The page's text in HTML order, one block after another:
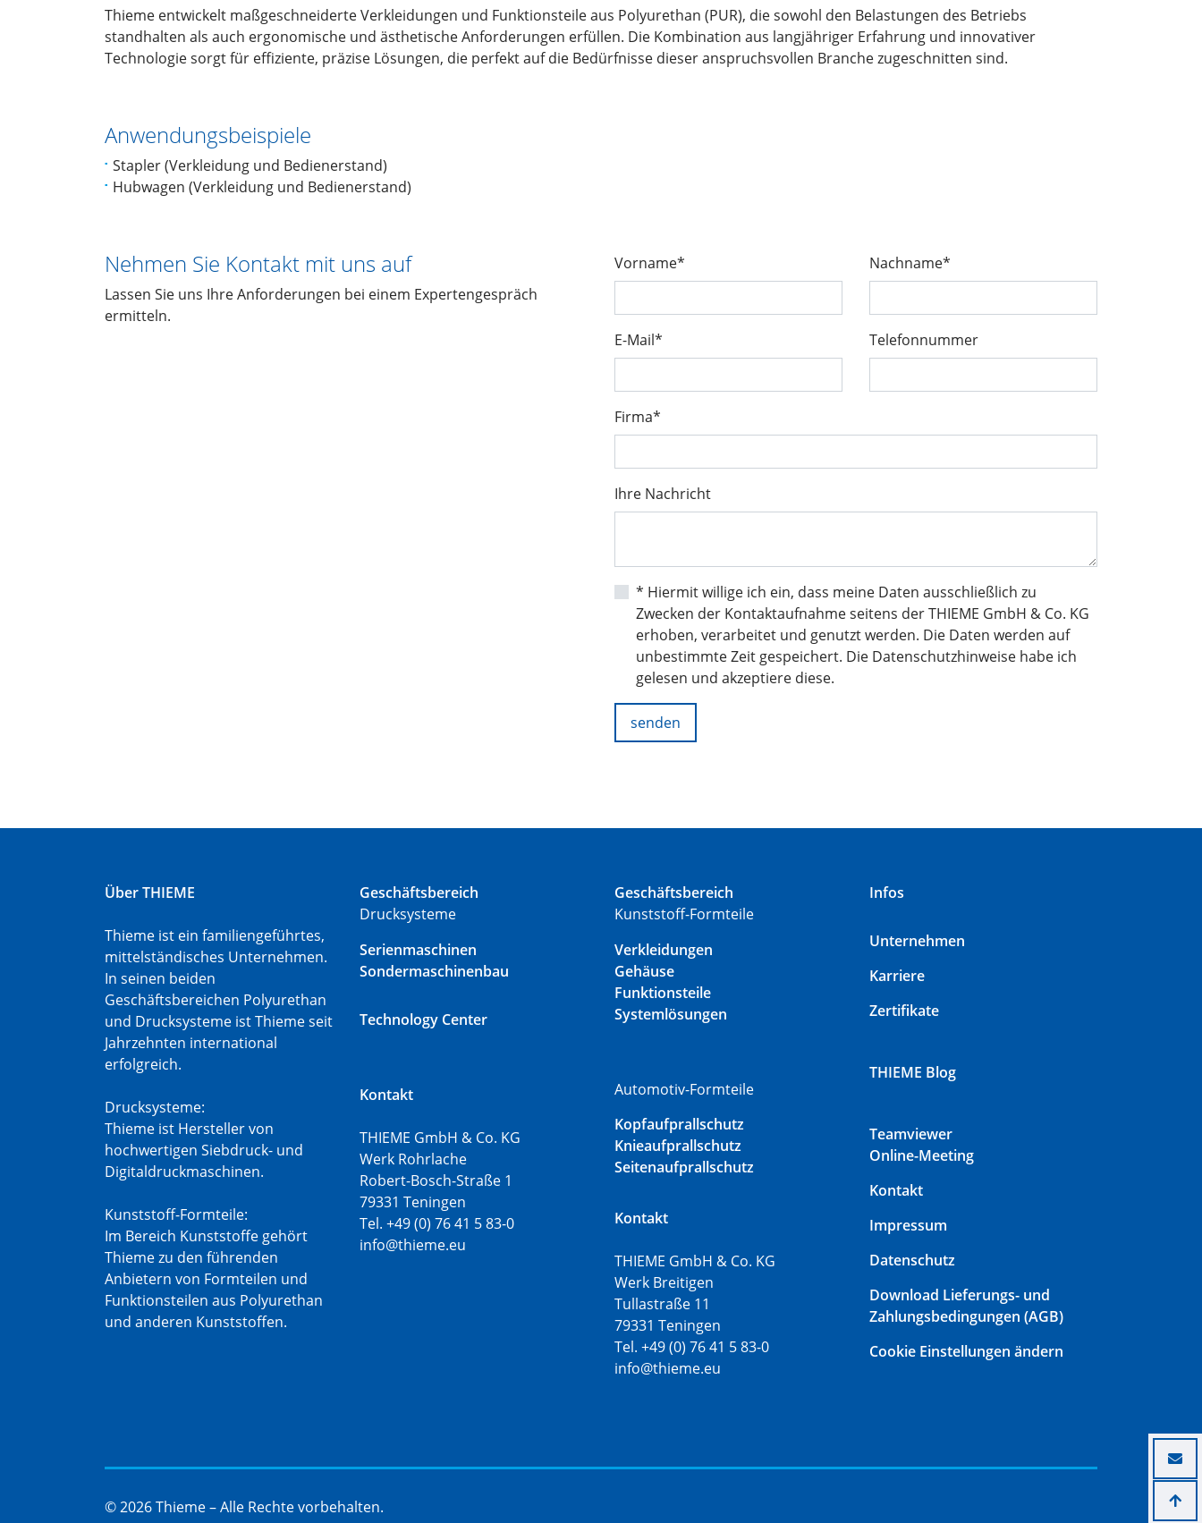
Thieme entwickelt maßgeschneiderte Verkleidungen und Funktionsteile aus Polyurethan (PUR), die sowohl den Belastungen des Betriebs
standhalten als auch ergonomische und ästhetische Anforderungen erfüllen. Die Kombination aus langjähriger Erfahrung und innovativer
Technologie sorgt für effiziente, präzise Lösungen, die perfekt auf die Bedürfnisse dieser anspruchsvollen Branche zugeschnitten sind.
Anwendungsbeispiele
Stapler (Verkleidung und Bedienerstand)
Hubwagen (Verkleidung und Bedienerstand)
Nehmen Sie Kontakt mit uns auf
Lassen Sie uns Ihre Anforderungen bei einem Expertengespräch
ermitteln.
Vorname* Nachname*
E-Mail* Telefonnummer
Firma*
Ihre Nachricht
* Hiermit willige ich ein, dass meine Daten ausschließlich zu
Zwecken der Kontaktaufnahme seitens der THIEME GmbH & Co. KG
erhoben, verarbeitet und genutzt werden. Die Daten werden auf
unbestimmte Zeit gespeichert. Die Datenschutzhinweise habe ich
gelesen und akzeptiere diese.
senden
Über THIEME
Thieme ist ein familiengeführtes,
mittelständisches Unternehmen.
In seinen beiden
Geschäftsbereichen Polyurethan
und Drucksysteme ist Thieme seit
Jahrzehnten international
erfolgreich.
Drucksysteme:
Thieme ist Hersteller von
hochwertigen Siebdruck- und
Digitaldruckmaschinen.
Kunststoff-Formteile:
Im Bereich Kunststoffe gehört
Thieme zu den führenden
Anbietern von Formteilen und
Funktionsteilen aus Polyurethan
und anderen Kunststoffen.
Geschäftsbereich
Drucksysteme
Serienmaschinen
Sondermaschinenbau
Technology Center
Kontakt
THIEME GmbH & Co. KG
Werk Rohrlache
Robert-Bosch-Straße 1
79331 Teningen
Tel. +49 (0) 76 41 5 83-0
info@thieme.eu
Geschäftsbereich
Kunststoff-Formteile
Verkleidungen
Gehäuse
Funktionsteile
Systemlösungen
Automotiv-Formteile
Kopfaufprallschutz
Knieaufprallschutz
Seitenaufprallschutz
Kontakt
THIEME GmbH & Co. KG
Werk Breitigen
Tullastraße 11
79331 Teningen
Tel. +49 (0) 76 41 5 83-0
info@thieme.eu
Infos
Unternehmen
Karriere
Zertifikate
THIEME Blog
Teamviewer
Online-Meeting
Kontakt
Impressum
Datenschutz
Download Lieferungs- und
Zahlungsbedingungen (AGB)
Cookie Einstellungen ändern
© 2026 Thieme – Alle Rechte vorbehalten.